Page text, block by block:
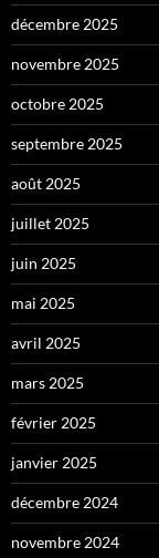
décembre 2025
novembre 2025
octobre 2025
septembre 2025
août 2025
juillet 2025
juin 2025
mai 2025
avril 2025
mars 2025
février 2025
janvier 2025
décembre 2024
novembre 2024